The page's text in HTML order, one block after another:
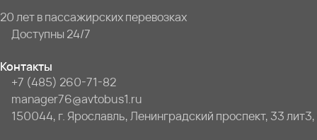
20 лет в пассажирских перевозках
Доступны 24/7
Контакты
+7 (485) 260-71-82
manager76@avtobus1.ru
150044, г. Ярославль, Ленинградский проспект, 33 лит3,